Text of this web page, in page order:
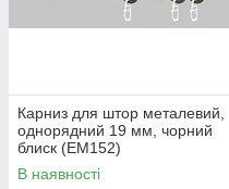
Карниз для штор металевий,
однорядний 19 мм, чорний
блиск (ЕМ152)
В наявності